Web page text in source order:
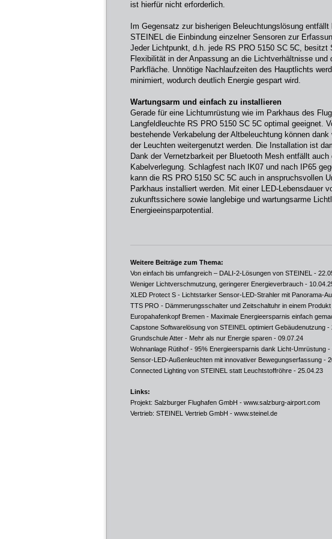
ist hierfür nicht erforderlich.
Im Gegensatz zur bisherigen Beleuchtungslösung
STEINEL die Einbindung einzelner Sensoren zur
Jeder Lichtpunkt, d.h. jede RS PRO 5150 SC 5C,
Flexibilität in der Anpassung an die Lichtverhältnisse
Parkfläche. Unnötige Nachlaufzeiten des Hauptlichts
minimiert, wodurch deutlich Energie gespart wird.
Wartungsarm und einfach zu installieren
Gerade für eine Lichtumrüstung wie im Parkhaus des
Langfeldleuchte RS PRO 5150 SC 5C optimal geeignet.
bestehende Verkabelung der Altbeleuchtung können
der Leuchten weitergenutzt werden. Die Installation ist
Dank der Vernetzbarkeit per Bluetooth Mesh entfällt
Kabelverlegung. Schlagfest nach IK07 und nach IP65
kann die RS PRO 5150 SC 5C auch in anspruchsvollen
Parkhaus installiert werden. Mit einer LED-Lebensdauer
zukunftssichere sowie langlebige und wartungsarme
Energieeinsparpotential.
Weitere Beiträge zum Thema:
Von einfach bis umfangreich – DALI-2-Lösungen von STEINEL -
Weniger Lichtverschmutzung, geringerer Energieverbrauch -
XLED Protect S - Lichtstarker Sensor-LED-Strahler mit Panorama-
TTS PRO - Dämmerungsschalter und Zeitschaltuhr in einem Produkt
Europahafenkopf Bremen - Maximale Energieersparnis einfach
Capstone Softwarelösung von STEINEL optimiert Gebäudenutzung -
Grundschule Atter - Mehr als nur Energie sparen - 09.07.24
Wohnanlage Rütihof - 95% Energieersparnis dank Licht-Umrüstung -
Sensor-LED-Außenleuchten mit innovativer Bewegungserfassung -
Connected Lighting von STEINEL statt Leuchtstoffröhre - 25.04.23
Links:
Projekt: Salzburger Flughafen GmbH - www.salzburg-airport.com
Vertrieb: STEINEL Vertrieb GmbH - www.steinel.de